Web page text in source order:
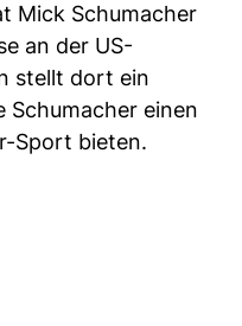
Mick Schumacher
an der US-
stellt dort ein
Schumacher einen
Sport bieten.